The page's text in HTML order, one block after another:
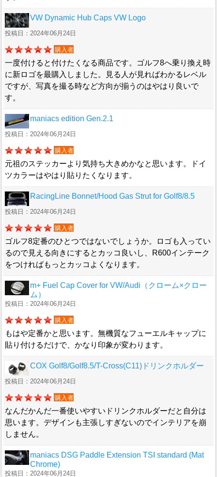
VW Dynamic Hub Caps VW Logo
投稿日：2024年06月24日
購入者
一度付けると付けたくなる商品です。ゴルフ8へ乗り換え時
に新ロゴを最購入しました。見る人が見ればわかるレベル
ですが、写真を撮る時など方向が揃うのはやはり良いで
す。
maniacs edition Gen.2.1
投稿日：2024年06月24日
購入者
元祖のステッカーより気持ち大きめかなと思います。ドイ
ツカラーはやはり貼りたくなります。
RacingLine Bonnet/Hood Gas Strut for Golf8/8.5
投稿日：2024年06月24日
購入者
ゴルフ8定番のひとつではないでしょうか。ロゴも入ってい
るので見える向きにするとカッコ良いし、R600インテーク
をつければもっとカッコよくなります。
m+ Fuel Cap Cover for VW/Audi（クローム×クロー
ム）
投稿日：2024年06月24日
購入者
もはや定番かと思います。無機質なフューエルキャップに
貼り付けるだけで、かなり印象が変わります。
COX Golf8/Golf8.5/T-Cross(C11)ドリンクホルダー
投稿日：2024年06月24日
購入者
なんだかんだ一番使いやすいドリンクホルダーだと自分は
思います。デザインも主張しすぎないのでインテリアを崩
しません。
maniacs DSG Paddle Extension TSI standard (Mat
Chrome)
投稿日：2024年06月24日